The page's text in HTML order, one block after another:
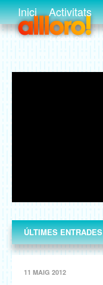
Inici Activitats
ÚLTIMES ENTRADES
11 MAIG 2012